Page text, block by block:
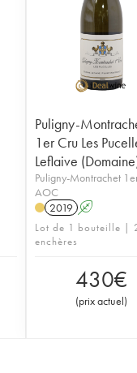
Puligny-
1er Cru Les
Leflaive
Puligny-Montrachet
AOC
2019 A
Lot de 1 bouteille |
enchères
430€
(prix actuel)